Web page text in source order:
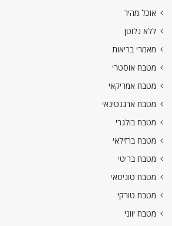
אוכל מהיר
ללא גלוטן
מאמרי בריאות
מטבח אוסטרי
מטבח אמריקאי
מטבח ארגנטינאי
מטבח בולגרי
מטבח ברזילאי
מטבח בריטי
מטבח טוניסאי
מטבח טורקי
מטבח יווני